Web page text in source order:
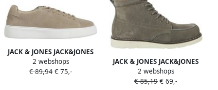
JACK & JONES JACK&JONES
JFWSTOCKHOLM LEATHER
SNEAKER NOOS Heren
2 webshops
€ 89,94 € 75,-
JACK & JONES JACK&JONES
JFWTORONTO SUEDE BOOT
STYD LN Heren Laarzen
2 webshops
€ 85,19 € 69,-